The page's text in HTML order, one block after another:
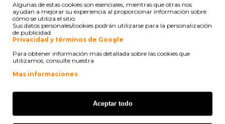
R S el 28/01/2026
Impecável!
Mostrando de 1 a 5 de 112 (23 Páginas)
Algunas de estas cookies son esenciales, mientras que otras nos
ayudan a mejorar su experiencia al proporcionar información sobre
cómo se utiliza el sitio.
Sus datos personales/cookies podrán utilizarse para la personalización
de publicidad.
Privacidad y términos de Google
Para obtener información más detallada sobre las cookies que
utilizamos, consulte nuestra
Mas informaciones
Aceptar todo